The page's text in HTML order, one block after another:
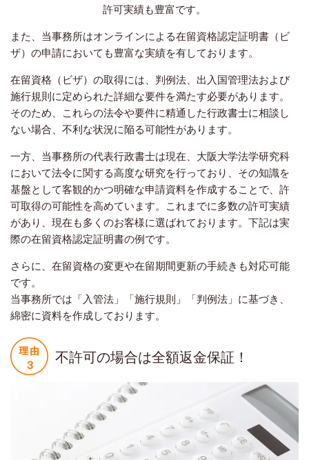
許可実績も豊富です。
また、当事務所はオンラインによる在留資格認定証明書（ビ
ザ）の申請においても豊富な実績を有しております。
在留資格（ビザ）の取得には、判例法、出入国管理法および
施行規則に定められた詳細な要件を満たす必要があります。
そのため、これらの法令や要件に精通した行政書士に相談し
ない場合、不利な状況に陥る可能性があります。
一方、当事務所の代表行政書士は現在、大阪大学法学研究科
において法令に関する高度な研究を行っており、その知識を
基盤として客観的かつ明確な申請資料を作成することで、許
可取得の可能性を高めています。これまでに多数の許可実績
があり、現在も多くのお客様に選ばれております。下記は実
際の在留資格認定証明書の例です。
さらに、在留資格の変更や在留期間更新の手続きも対応可能
です。
当事務所では「入管法」「施行規則」「判例法」に基づき、
綿密に資料を作成しております。
不許可の場合は全額返金保証！